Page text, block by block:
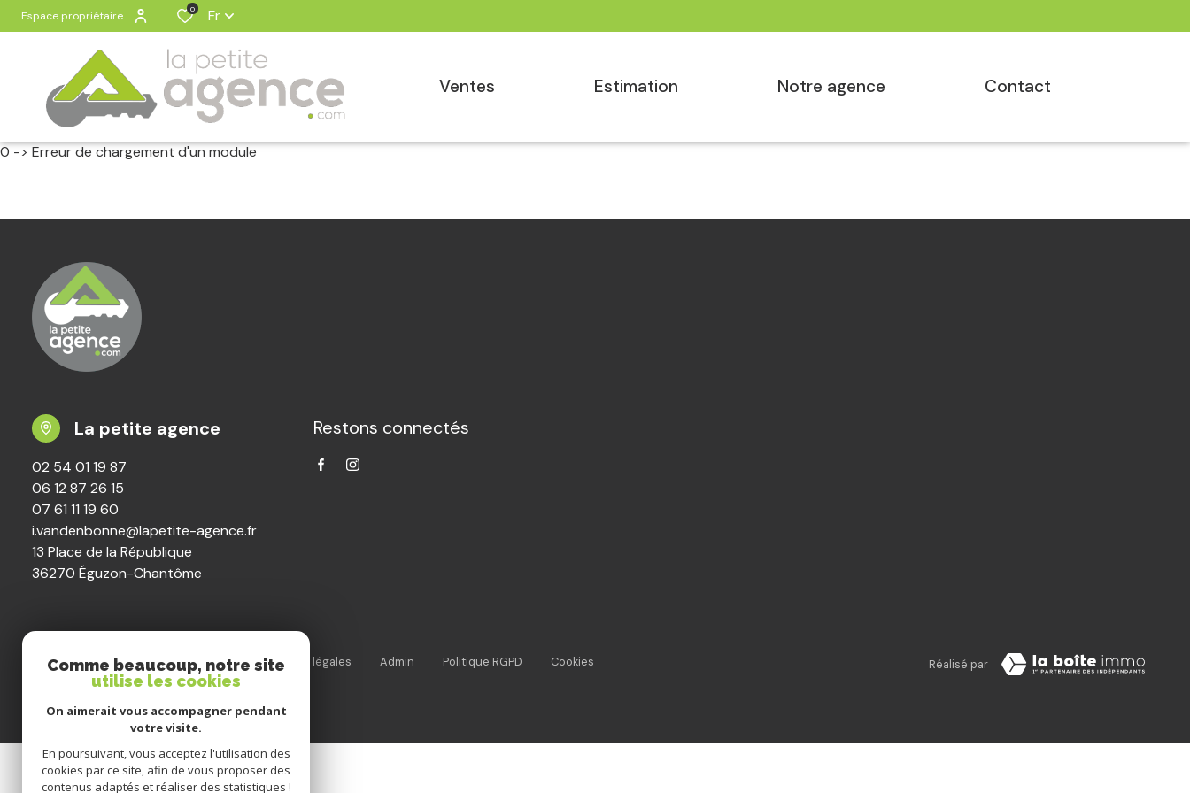
Espace propriétaire
0 Fr
ventes estimation notre agence contact
0 -> Erreur de chargement d'un module
La petite agence
02 54 01 19 87
06 12 87 26 15
07 61 11 19 60
i.vandenbonne@lapetite-agence.fr
13 Place de la République
36270 Éguzon-Chantôme
Restons connectés
Nos honoraires Nos partenaires Mentions légales Admin Politique RGPD Cookies Réalisé par
Comme beaucoup, notre site
utilise les cookies
On aimerait vous accompagner pendant
votre visite.
En poursuivant, vous acceptez l'utilisation des
cookies par ce site, afin de vous proposer des
contenus adaptés et réaliser des statistiques !